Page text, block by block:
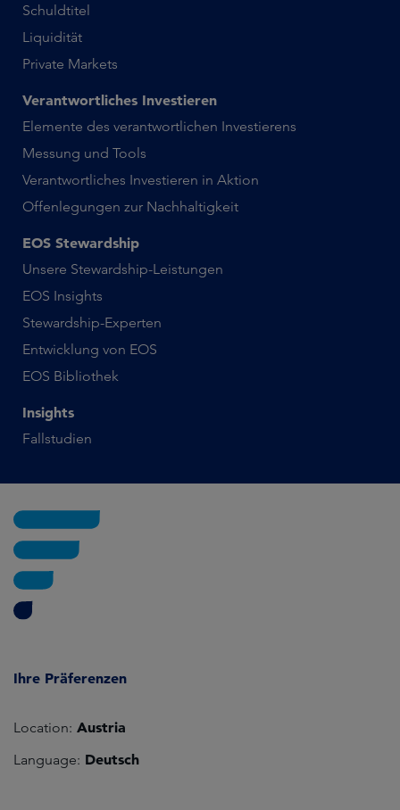
Schuldtitel
Liquidität
Private Markets
Verantwortliches Investieren
Elemente des verantwortlichen Investierens
Messung und Tools
Verantwortliches Investieren in Aktion
Offenlegungen zur Nachhaltigkeit
EOS Stewardship
Unsere Stewardship-Leistungen
EOS Insights
Stewardship-Experten
Entwicklung von EOS
EOS Bibliothek
Insights
Fallstudien
Ihre Präferenzen
Location: Austria
Language: Deutsch